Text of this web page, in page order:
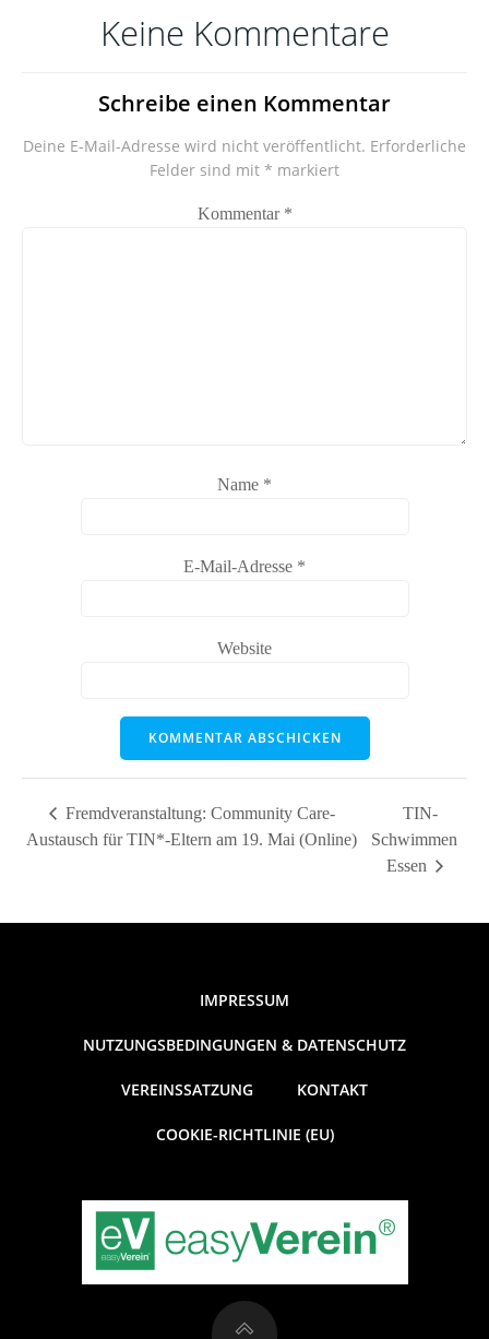
Keine Kommentare
Schreibe einen Kommentar
Deine E-Mail-Adresse wird nicht veröffentlicht. Erforderliche
Felder sind mit * markiert
Kommentar *
Name *
E-Mail-Adresse *
Website
Fremdveranstaltung: Community Care-
Austausch für TIN*-Eltern am 19. Mai (Online)
TIN-
Schwimmen
Essen
IMPRESSUM
NUTZUNGSBEDINGUNGEN & DATENSCHUTZ
VEREINSSATZUNG KONTAKT
COOKIE-RICHTLINIE (EU)